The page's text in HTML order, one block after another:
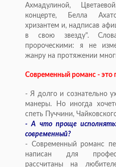
Ахмадулиной,
концерте, Белла
хризантем и, надписав
в свою звезду".
пророческими: я не
жанру на протяжении
Современный романс - это
- Я долго и сознательно
манеры. Но иногда
спеть Пуччини,
- А что проще
современный?
- Современный романс
написан для
рассчитаны на